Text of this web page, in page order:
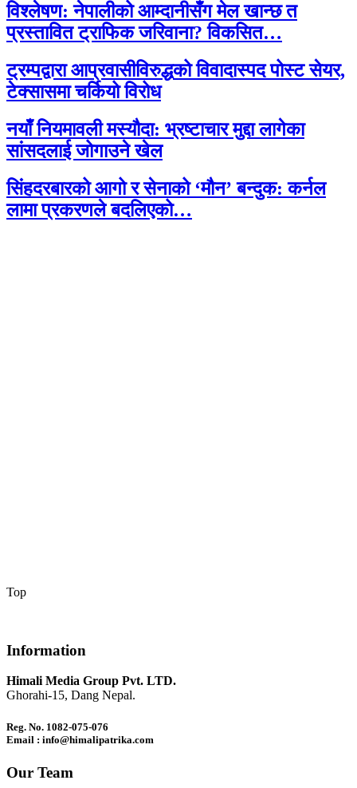
विश्लेषण: नेपालीको आम्दानीसँग मेल खान्छ त
प्रस्तावित ट्राफिक जरिवाना? विकसित…
ट्रम्पद्वारा आप्रवासीविरुद्धको विवादास्पद पोस्ट सेयर,
टेक्सासमा चर्कियो विरोध
नयाँ नियमावली मस्यौदा: भ्रष्टाचार मुद्दा लागेका
सांसदलाई जोगाउने खेल
सिंहदरबारको आगो र सेनाको ‘मौन’ बन्दुक: कर्नल
लामा प्रकरणले बदलिएको…
Top
Information
Himali Media Group Pvt. LTD.
Ghorahi-15, Dang Nepal.
Reg. No. 1082-075-076
Email : info@himalipatrika.com
Our Team